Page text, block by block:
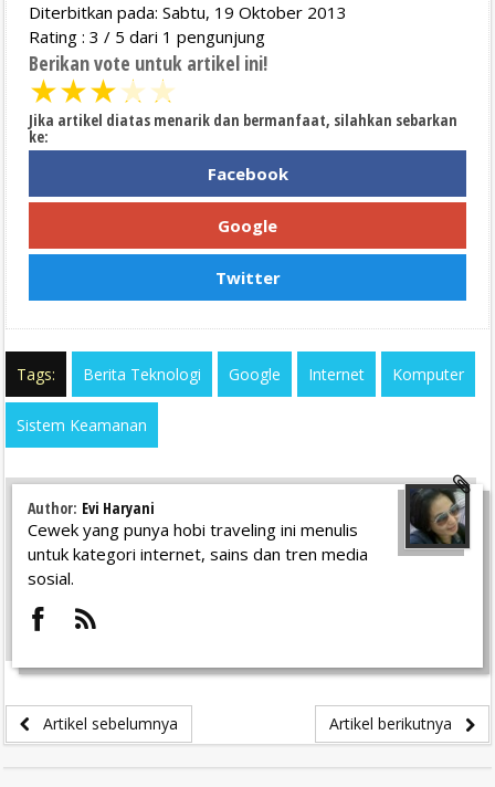
Diterbitkan pada: Sabtu, 19 Oktober 2013
Rating : 3 / 5 dari 1 pengunjung
Berikan vote untuk artikel ini!
★★★★★
Jika artikel diatas menarik dan bermanfaat, silahkan sebarkan
ke:
Facebook
Google
Twitter
Tags: Berita Teknologi Google Internet Komputer
Sistem Keamanan
Author: Evi Haryani
Cewek yang punya hobi traveling ini menulis
untuk kategori internet, sains dan tren media
sosial.
Artikel sebelumnya Artikel berikutnya